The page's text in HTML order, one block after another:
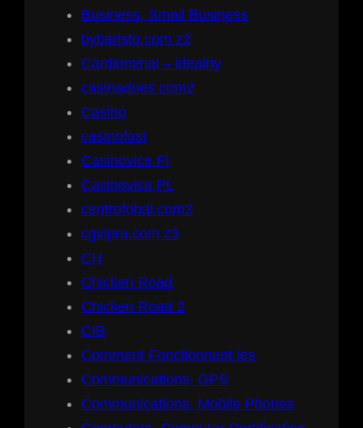
Business, Small Business
bybaristo.com z2
Cardiominal – idealny
casinadoes.com2
Casino
casinofast
Casinovice FI
Casinovice PL
centrofobal.com2
cgvipra.com z3
CH
Chicken Road
Chicken Road 2
CIB
Comment Fonctionnent les
Communications, GPS
Communications, Mobile Phones